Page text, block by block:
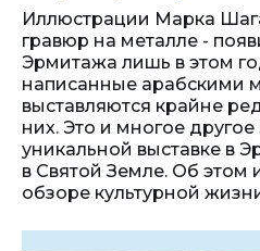
Иллюстрации Марка
гравюр на металле -
Эрмитажа лишь в этом
написанные арабскими
выставляются крайне
них. Это и многое
уникальной выставке в
в Святой Земле. Об этом
обзоре культурной